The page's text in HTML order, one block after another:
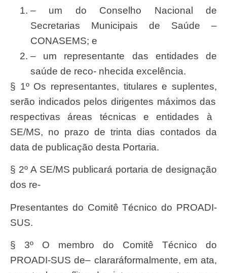
– um do Conselho Nacional de
Secretarias Municipais de Saúde –
CONASEMS; e
– um representante das entidades de
saúde de reco- nhecida excelência.
§ 1ºOs representantes, titulares e suplentes,
serão indicados pelos dirigentes máximos das
respectivas áreas técnicas e entidades à
SE/MS, no prazo de trinta dias contados da
data de publicação desta Portaria.
§ 2º A SE/MS publicará portaria de designação
dos re-
presentantes do Comitê Técnico do PROADI-
SUS.
§ 3º O membro do Comitê Técnico do
PROADI-SUS de– clararáformalmente, em ata,